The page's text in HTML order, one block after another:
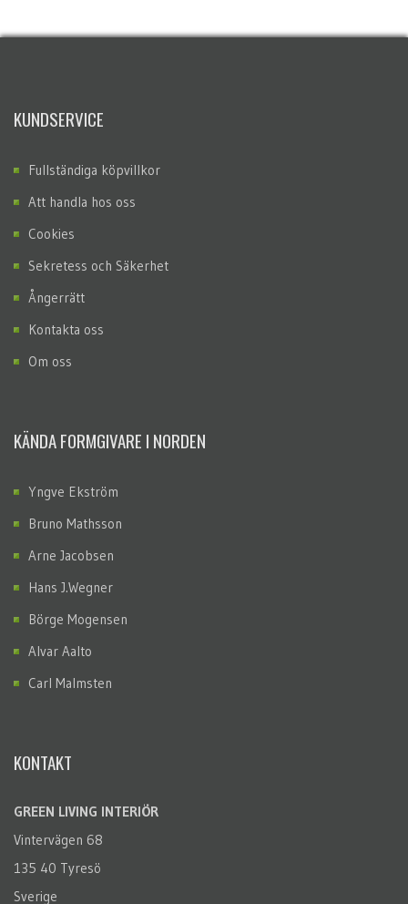
KUNDSERVICE
Fullständiga köpvillkor
Att handla hos oss
Cookies
Sekretess och Säkerhet
Ångerrätt
Kontakta oss
Om oss
KÄNDA FORMGIVARE I NORDEN
Yngve Ekström
Bruno Mathsson
Arne Jacobsen
Hans J.Wegner
Börge Mogensen
Alvar Aalto
Carl Malmsten
KONTAKT
GREEN LIVING INTERIÖR
Vintervägen 68
135 40 Tyresö
Sverige